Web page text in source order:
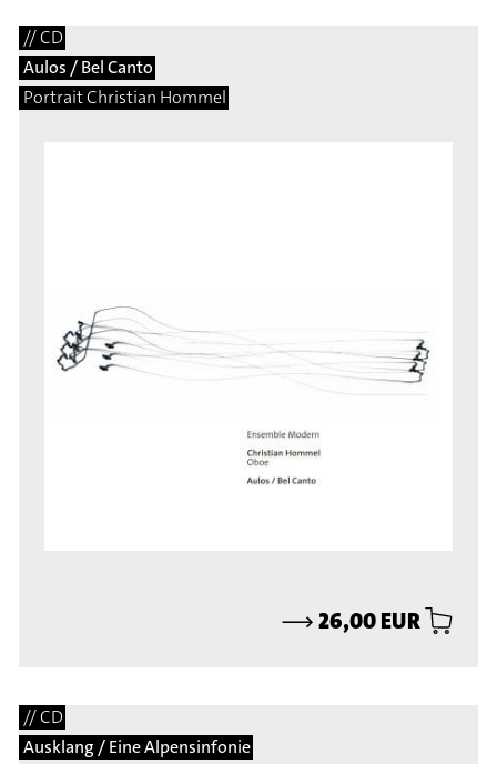
// CD
Aulos / Bel Canto
Portrait Christian Hommel
⟶26,00 EUR
// CD
Ausklang / Eine Alpensinfonie